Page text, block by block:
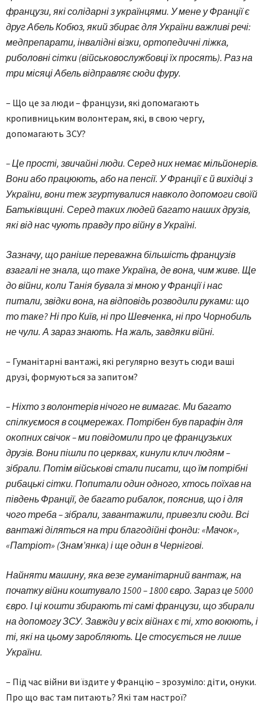
французи, які солідарні з українцями. У мене у Франції є
друг Абель Кобюз, який збирає для України важливі речі:
медпрепарати, інвалідні візки, ортопедичні ліжка,
риболовні сітки (військовослужбовці їх просять). Раз на
три місяці Абель відправляє сюди фуру.
– Що це за люди – французи, які допомагають
кропивницьким волонтерам, які, в свою чергу,
допомагають ЗСУ?
– Це прості, звичайні люди. Серед них немає мільйонерів.
Вони або працюють, або на пенсії. У Франції є й вихідці з
України, вони теж згуртувалися навколо допомоги своїй
Батьківщині. Серед таких людей багато наших друзів,
які від нас чують правду про війну в Україні.
Зазначу, що раніше переважна більшість французів
взагалі не знала, що таке Україна, де вона, чим живе. Ще
до війни, коли Танія бувала зі мною у Франції і нас
питали, звідки вона, на відповідь розводили руками: що
то таке? Ні про Київ, ні про Шевченка, ні про Чорнобиль
не чули. А зараз знають. На жаль, завдяки війні.
– Гуманітарні вантажі, які регулярно везуть сюди ваші
друзі, формуються за запитом?
– Ніхто з волонтерів нічого не вимагає. Ми багато
спілкуємося в соцмережах. Потрібен був парафін для
окопних свічок – ми повідомили про це французьких
друзів. Вони пішли по церквах, кинули клич людям –
зібрали. Потім військові стали писати, що їм потрібні
рибацькі сітки. Попитали один одного, хтось поїхав на
південь Франції, де багато рибалок, пояснив, що і для
чого треба – зібрали, завантажили, привезли сюди. Всі
вантажі діляться на три благодійні фонди: «Мачок»,
«Патріот» (Знам’янка) і ще один в Чернігові.
Найняти машину, яка везе гуманітарний вантаж, на
початку війни коштувало 1500 – 1800 євро. Зараз це 5000
євро. І ці кошти збирають ті самі французи, що збирали
на допомогу ЗСУ. Завжди у всіх війнах є ті, хто воюють, і
ті, які на цьому заробляють. Це стосується не лише
України.
– Під час війни ви їздите у Францію – зрозуміло: діти, онуки.
Про що вас там питають? Які там настрої?